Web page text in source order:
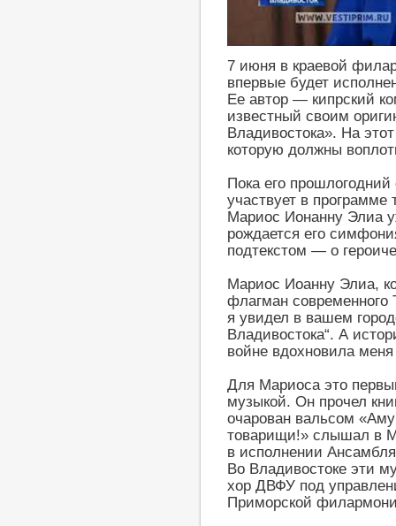
7 июня в краевой
впервые будет
Ее автор — кипрский
известный своим
Владивостока». На
которую должны
Пока его
участвует в
Мариос Ионанну Элиа
рождается его
подтекстом — о
Мариос Иоанну Элиа,
флагман современного
я увидел в вашем
Владивостока“. А
войне вдохновила
Для Мариоса это
музыкой. Он прочел
очарован вальсом
товарищи!» слышал в
в исполнении
Во Владивостоке эти
хор ДВФУ под
Приморской